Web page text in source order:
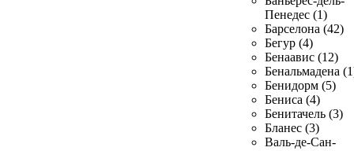
Пенедес (1)
Барселона (42)
Бегур (4)
Бенаавис (12)
Бенальмадена
Бенидорм (5)
Бениса (4)
Бенитачель (3)
Бланес (3)
Валь-де-Сан-